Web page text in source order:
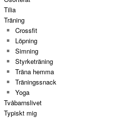
Tilia
Träning
Crossfit
Löpning
Simning
Styrketräning
Träna hemma
Träningssnack
Yoga
Tvåbarnslivet
Typiskt mig